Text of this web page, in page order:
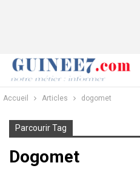
Accueil Articles dogomet
Parcourir Tag
Dogomet